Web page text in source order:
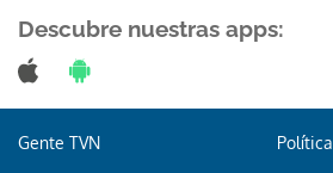
Descubre nuestras apps:
Gente TVN